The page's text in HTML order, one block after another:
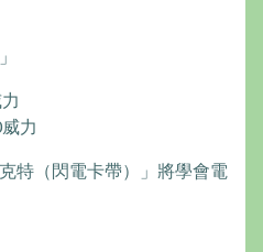
力
特（閃電卡帶）」將學會電